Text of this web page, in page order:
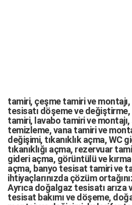
tamiri, çeşme tamirivemontajı,
tesisatı döşemeve değiştirme,
tamiri, lavabo tamirivemontajı,
temizleme,vana tamirive
değişimi, tıkanıklık açma,WC
tıkanıklığı açma, rezervuar
gideri açma, görüntülü ve
açma, banyo tesisat tamirive
ihtiyaçlarınızda çözüm
Ayrıca doğalgaz tesisatı arıza
tesisat bakımıve döşeme,